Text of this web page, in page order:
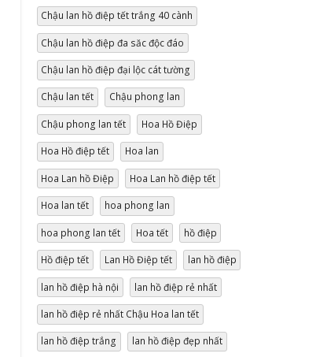
Chậu lan hồ điệp tết trắng 40 cành
Chậu lan hồ điệp đa săc độc đáo
Chậu lan hồ điệp đại lộc cát tường
Chậu lan tết Chậu phong lan
Chậu phong lan tết Hoa Hồ Điệp
Hoa Hồ điệp tết Hoa lan
Hoa Lan hồ Điệp Hoa Lan hồ điệp tết
Hoa lan tết hoa phong lan
hoa phong lan tết Hoa tết hồ điệp
Hồ điệp tết Lan Hồ Điệp tết lan hồ điệp
lan hồ điệp hà nội lan hồ điệp rẻ nhất
lan hồ điệp rẻ nhất Chậu Hoa lan tết
lan hồ điệp trắng lan hồ điệp đẹp nhất